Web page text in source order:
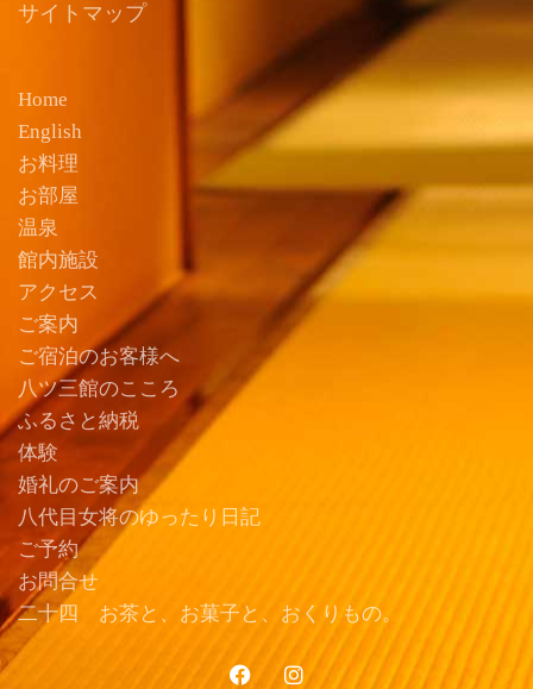
サイトマップ
Home
English
お料理
お部屋
温泉
館内施設
アクセス
ご案内
ご宿泊のお客様へ
八ツ三館のこころ
ふるさと納税
体験
婚礼のご案内
八代目女将のゆったり日記
ご予約
お問合せ
二十四 お茶と、お菓子と、おくりもの。